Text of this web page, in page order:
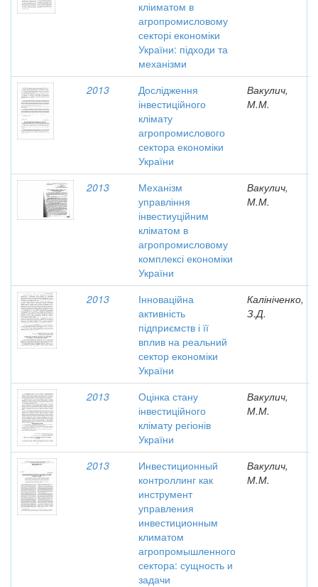
кліиматом в
агропромисловому
секторі економіки
України: підходи та
механізми
2013
Дослідження
інвестиційного
клімату
агропромислового
сектора економіки
України
Вакулич,
М.М.
2013
Механізм
управління
інвестиуційним
кліматом в
агропромисловому
комплексі економіки
України
Вакулич,
М.М.
2013
Інноваційна
активність
підприємств і її
вплив на реальний
сектор економіки
України
Калініченко,
З.Д.
2013
Оцінка стану
інвестиційного
клімату регіонів
України
Вакулич,
М.М.
2013
Инвестиционный
контроллинг как
инструмент
управления
инвестиционным
климатом
агропромышленного
сектора: сущность и
задачи
Вакулич,
М.М.